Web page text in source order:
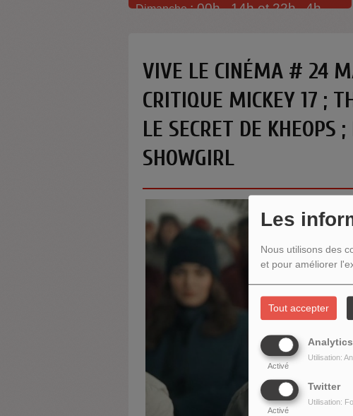
Les
Nous utilisons des
et pour améliorer
Tout accepter
Analytics
Activé
Utilisation:
Twitter
Activé
Utilisation:
Dimanche: 00h -14h et 22h-4h
VIVE LE CINÉMA # 24
CRITIQUE MICKEY 17 ;
LE SECRET DE KHEOPS
SHOWGIRL